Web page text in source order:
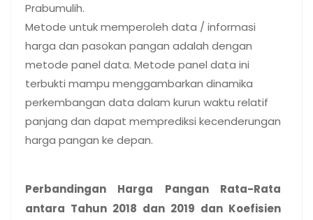
Prabumulih.
Metode untuk memperoleh data / informasi
harga dan pasokan pangan adalah dengan
metode panel data. Metode panel data ini
terbukti mampu menggambarkan dinamika
perkembangan data dalam kurun waktu relatif
panjang dan dapat memprediksi kecenderungan
harga pangan ke depan.
Perbandingan Harga Pangan Rata-Rata
antara Tahun 2018 dan 2019 dan Koefisien